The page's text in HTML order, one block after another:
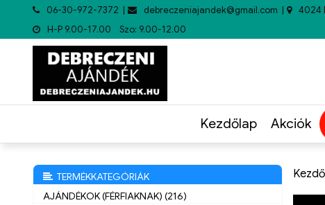
06-30-972-7372 debreczeniajandek@gmail.com
4024
H-P 9.00-17.00 Szo: 9.00-12.00
Kezdőlap Akciók
TERMÉKKATEGÓRIÁK
AJÁNDÉKOK (FÉRFIAKNAK) (216)